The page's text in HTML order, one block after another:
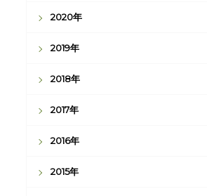
2020年
2019年
2018年
2017年
2016年
2015年